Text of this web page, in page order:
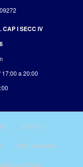
CAP I SECC IV
a 20:00
Brasil 2×1
MSC Cruceros
de Pago